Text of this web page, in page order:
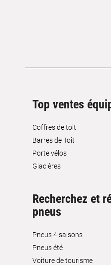
Top ventes
Coffres de toit
Barres de Toit
Porte vélos
Glacières
Recherchez et
pneus
Pneus 4 saisons
Pneus été
Voiture de tourisme